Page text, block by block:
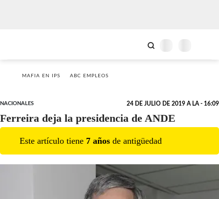
MAFIA EN IPS ABC EMPLEOS
NACIONALES 24 DE JULIO DE 2019 A LA - 16:09
Ferreira deja la presidencia de ANDE
Este artículo tiene 7 años de antigüedad